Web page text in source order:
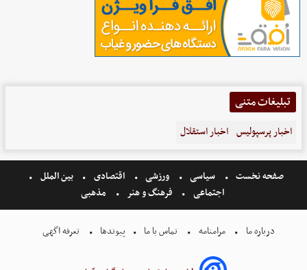
تبلیغات متنی
اخبار پرسپولیس اخبار استقلال
صفحه نخست سیاسی ورزشی اقتصادی
بین الملل
اجتماعی
فرهنگ و هنر مذهبی
درباره ما مرامنامه تماس با ما پیوندها تعرفه اگهی